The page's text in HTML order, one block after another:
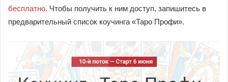
бесплатно. Чтобы получить к ним доступ, запишитесь в
предварительный список коучинга «Таро Профи».